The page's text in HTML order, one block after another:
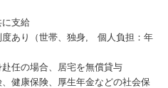
に支給
度あり（世帯、独身, 個人負担：年
合、居宅を無償貸与
健康保険、厚生年金などの社会保